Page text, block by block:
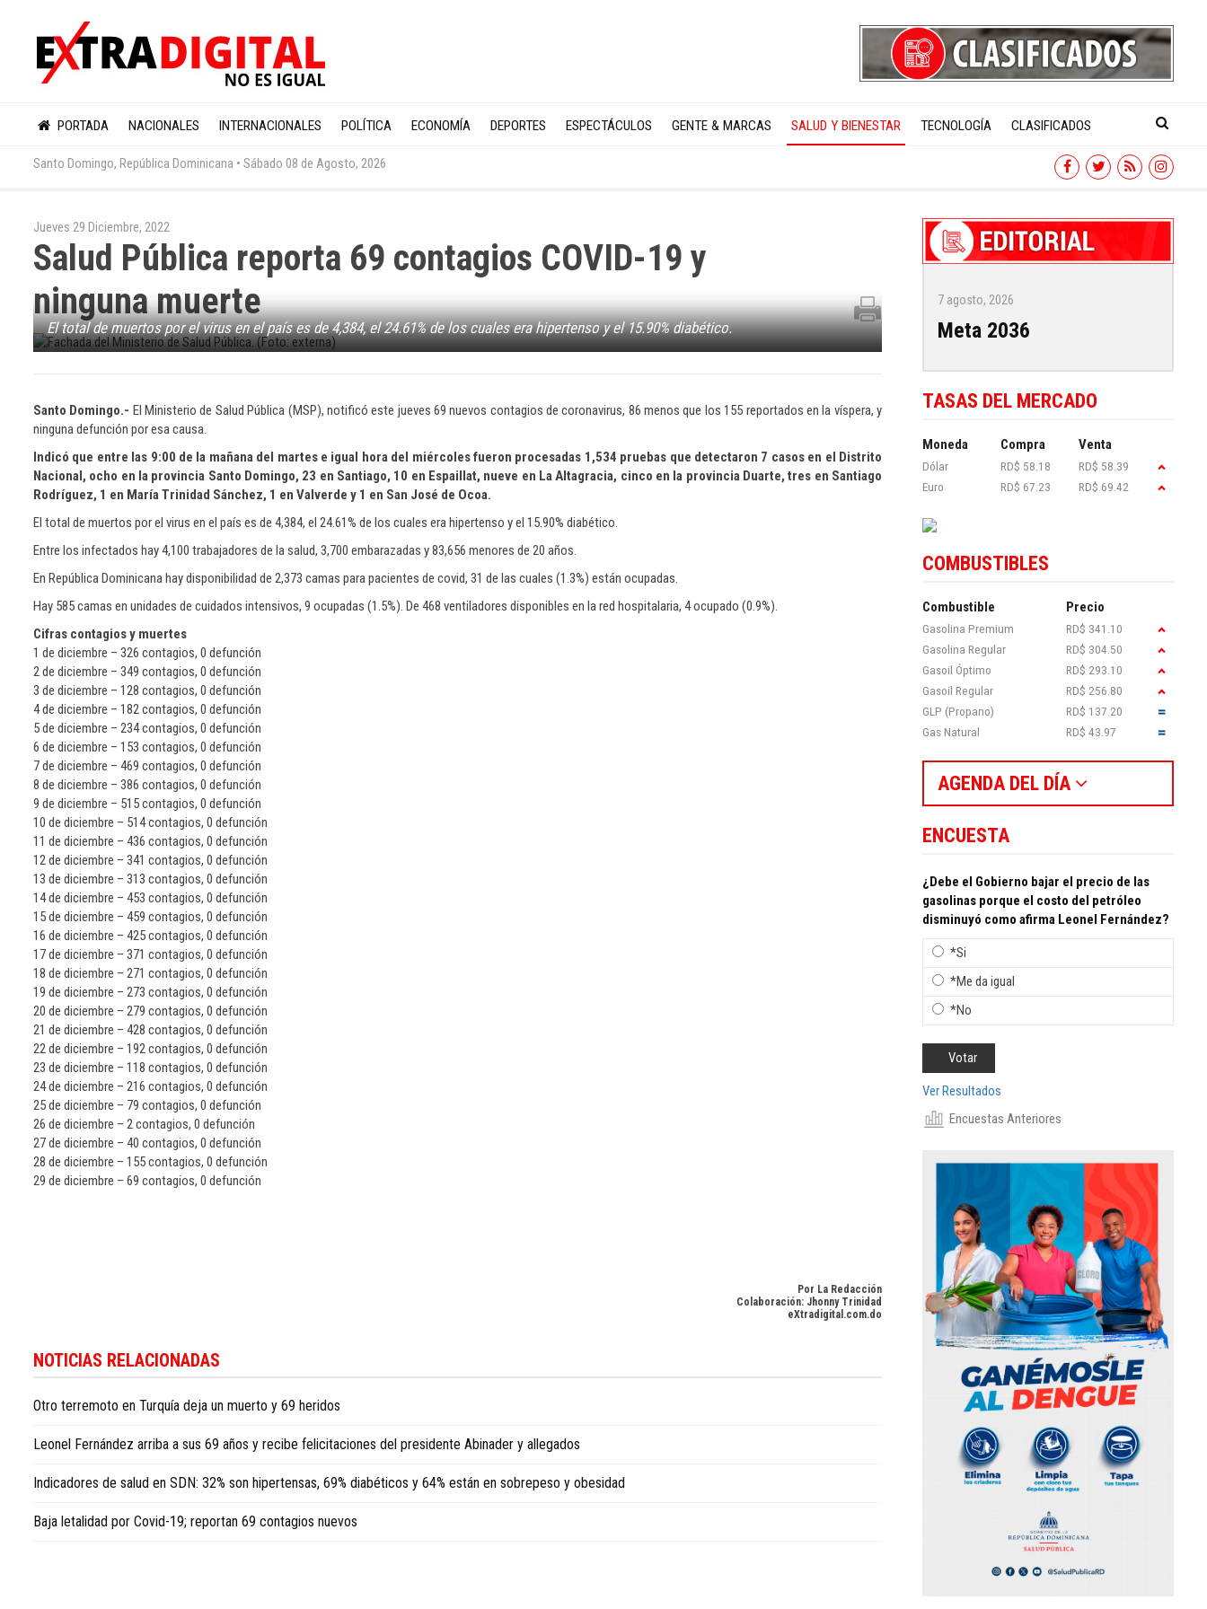
PORTADA NACIONALES INTERNACIONALES POLÍTICA ECONOMÍA DEPORTES ESPECTÁCULOS GENTE & MARCAS SALUD Y BIENESTAR TECNOLOGÍA CLASIFICADOS
Santo Domingo, República Dominicana • Sábado 08 de Agosto, 2026
Jueves 29 Diciembre, 2022
Salud Pública reporta 69 contagios COVID-19 y
ninguna muerte
El total de muertos por el virus en el país es de 4,384, el 24.61% de los cuales era hipertenso y el 15.90% diabético.
Santo Domingo.- El Ministerio de Salud Pública (MSP), notificó este jueves 69 nuevos contagios de coronavirus, 86 menos que los 155 reportados en la víspera, y
ninguna defunción por esa causa.
Indicó que entre las 9:00 de la mañana del martes e igual hora del miércoles fueron procesadas 1,534 pruebas que detectaron 7 casos en el Distrito
Nacional, ocho en la provincia Santo Domingo, 23 en Santiago, 10 en Espaillat, nueve en La Altagracia, cinco en la provincia Duarte, tres en Santiago
Rodríguez, 1 en María Trinidad Sánchez, 1 en Valverde y 1 en San José de Ocoa.
El total de muertos por el virus en el país es de 4,384, el 24.61% de los cuales era hipertenso y el 15.90% diabético.
Entre los infectados hay 4,100 trabajadores de la salud, 3,700 embarazadas y 83,656 menores de 20 años.
En República Dominicana hay disponibilidad de 2,373 camas para pacientes de covid, 31 de las cuales (1.3%) están ocupadas.
Hay 585 camas en unidades de cuidados intensivos, 9 ocupadas (1.5%). De 468 ventiladores disponibles en la red hospitalaria, 4 ocupado (0.9%).
Cifras contagios y muertes
1 de diciembre – 326 contagios, 0 defunción
2 de diciembre – 349 contagios, 0 defunción
3 de diciembre – 128 contagios, 0 defunción
4 de diciembre – 182 contagios, 0 defunción
5 de diciembre – 234 contagios, 0 defunción
6 de diciembre – 153 contagios, 0 defunción
7 de diciembre – 469 contagios, 0 defunción
8 de diciembre – 386 contagios, 0 defunción
9 de diciembre – 515 contagios, 0 defunción
10 de diciembre – 514 contagios, 0 defunción
11 de diciembre – 436 contagios, 0 defunción
12 de diciembre – 341 contagios, 0 defunción
13 de diciembre – 313 contagios, 0 defunción
14 de diciembre – 453 contagios, 0 defunción
15 de diciembre – 459 contagios, 0 defunción
16 de diciembre – 425 contagios, 0 defunción
17 de diciembre – 371 contagios, 0 defunción
18 de diciembre – 271 contagios, 0 defunción
19 de diciembre – 273 contagios, 0 defunción
20 de diciembre – 279 contagios, 0 defunción
21 de diciembre – 428 contagios, 0 defunción
22 de diciembre – 192 contagios, 0 defunción
23 de diciembre – 118 contagios, 0 defunción
24 de diciembre – 216 contagios, 0 defunción
25 de diciembre – 79 contagios, 0 defunción
26 de diciembre – 2 contagios, 0 defunción
27 de diciembre – 40 contagios, 0 defunción
28 de diciembre – 155 contagios, 0 defunción
29 de diciembre – 69 contagios, 0 defunción
Por La Redacción
Colaboración: Jhonny Trinidad
eXtradigital.com.do
más
salud
estilo
vida
Dominican
NOTICIAS RELACIONADAS
Otro terremoto en Turquía deja un muerto y 69 heridos
Leonel Fernández arriba a sus 69 años y recibe felicitaciones del presidente Abinader y allegados
Indicadores de salud en SDN: 32% son hipertensas, 69% diabéticos y 64% están en sobrepeso y obesidad
Baja letalidad por Covid-19; reportan 69 contagios nuevos
7 agosto, 2026
Meta 2036
TASAS DEL MERCADO
Moneda Compra Venta
Dólar RD$ 58.18
RD$ 58.39
Euro
RD$ 67.23 RD$ 69.42
COMBUSTIBLES
Combustible Precio
Gasolina Premium
RD$ 341.10
Gasolina Regular
RD$ 304.50
Gasoil Óptimo
RD$ 293.10
Gasoil Regular
RD$ 256.80
GLP (Propano)
RD$ 137.20
Gas Natural
RD$ 43.97
AGENDA DEL DÍA
ENCUESTA
¿Debe el Gobierno bajar el precio de las
gasolinas porque el costo del petróleo
disminuyó como afirma Leonel Fernández?
*Si
*Me da igual
*No
Ver Resultados
Encuestas Anteriores